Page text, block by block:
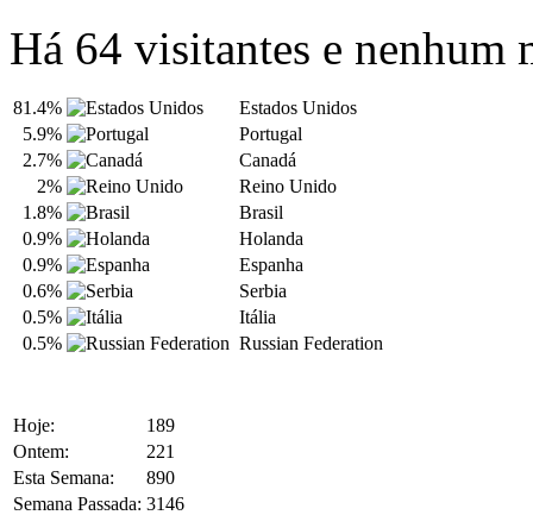
Há 64 visitantes e nenhum
81.4%
Estados Unidos
5.9%
Portugal
2.7%
Canadá
2%
Reino Unido
1.8%
Brasil
0.9%
Holanda
0.9%
Espanha
0.6%
Serbia
0.5%
Itália
0.5%
Russian Federation
Hoje:
189
Ontem:
221
Esta Semana:
890
Semana Passada: 3146